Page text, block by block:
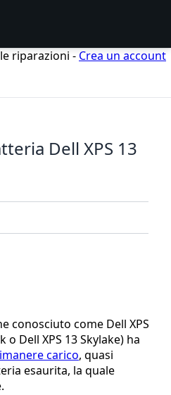
riparazioni - Crea un account
Dell XPS 13
conosciuto come Dell XPS
Dell XPS 13 Skylake) ha
carico, quasi
esaurita, la quale